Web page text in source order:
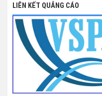
LIÊN KẾT QUẢNG CÁO